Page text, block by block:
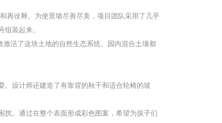
再诠释。为使景墙尽善尽美，项目团队采用了几乎
装起来。
活了这块土地的自然生态系统。园内混合土壤都
设计师还建造了有靠背的秋千和适合轮椅的坡
。通过在整个表面形成彩色图案，希望为孩子们